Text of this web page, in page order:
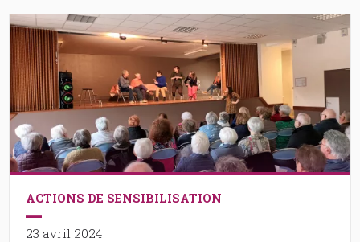
ACTIONS DE SENSIBILISATION
23 avril 2024